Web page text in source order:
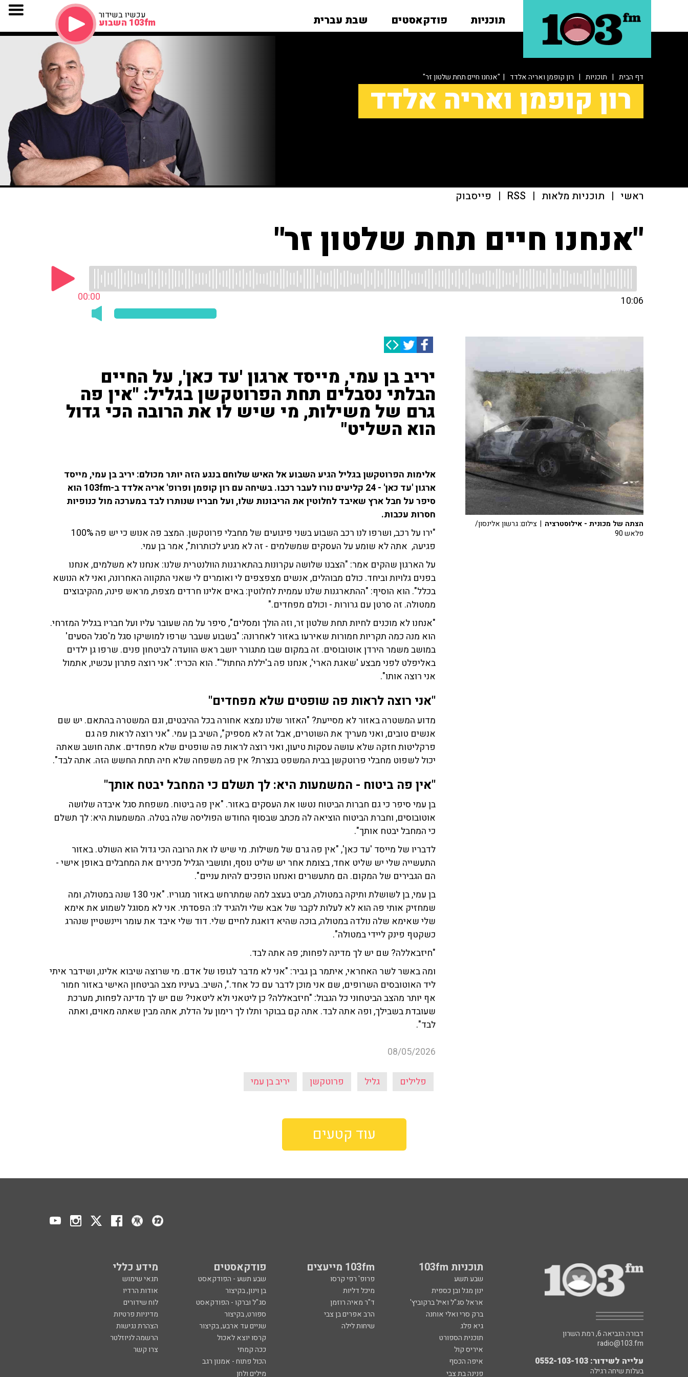
תוכניות פודקאסטים שבת עברית עכשיו בשידור
103fm השבוע
דף הבית | תוכניות | רון קופמן ואריה אלדד | "אנחנו חיים תחת שלטון זר"
רון קופמן ואריה אלדד
ראשי | תוכניות מלאות |
RSS
| פייסבוק
"אנחנו חיים תחת שלטון זר"
00:00 10:06
יריב בן עמי, מייסד ארגון 'עד כאן', על החיים
הבלתי נסבלים תחת הפרוטקשן בגליל: "אין פה
גרם של משילות, מי שיש לו את הרובה הכי גדול
הוא השליט"
אלימות הפרוטקשן בגליל הגיע השבוע אל האיש שלוחם בנגע הזה יותר מכולם: יריב בן עמי, מייסד
ארגון 'עד כאן' - 24 קליעים נורו לעבר רכבו. בשיחה עם רון קופמן ופרופ' אריה אלדד ב-103fm הוא
סיפר על חבל ארץ שאיבד לחלוטין את הריבונות שלו, ועל חבריו שנותרו לבד במערכה מול כנופיות
חסרות עכבות.
"ירו על רכב, ושרפו לנו רכב השבוע בשני פיגועים של מחבלי פרוטקשן. המצב פה אנוש כי יש פה 100%
פגיעה, אתה לא שומע על העסקים שמשלמים - זה לא מגיע לכותרות", אמר בן עמי.
על הארגון שהקים אמר: "הצבנו שלושה עקרונות בהתארגנות הוולנטרית שלנו: אנחנו לא משלמים, אנחנו
בפנים גלויות וביחד. כולם מבוהלים, אנשים מצפצפים לי ואומרים לי שאני התקווה האחרונה, ואני לא הנושא
בכלל". הוא הוסיף: "ההתארגנות שלנו עממית לחלוטין: באים אלינו חרדים מצפת, מראש פינה, מהקיבוצים
ממטולה. זה סרטן עם גרורות - וכולם מפחדים."
"אנחנו לא מוכנים לחיות תחת שלטון זר, וזה הולך ומסלים", סיפר על מה שעובר עליו ועל חבריו בגליל המזרחי.
הוא מנה כמה תקריות חמורות שאירעו באזור לאחרונה: "בשבוע שעבר שרפו למושיקו סגל מ'סגל הסעים'
במושב משמר הירדן אוטובוסים. זה במקום שבו מתגורר יושב ראש הוועדה לביטחון פנים. שרפו גן ילדים
באליפלט לפני מבצע 'שאגת הארי', אנחנו פה ב'יללת החתול'". הוא הכריז: "אני רוצה פתרון עכשיו, אתמול
אני רוצה אותו".
"אני רוצה לראות פה שופטים שלא מפחדים"
מדוע המשטרה באזור לא מסייעת? "האזור שלנו נמצא אחורה בכל ההיבטים, וגם המשטרה בהתאם. יש שם
אנשים טובים, ואני מעריך את השוטרים, אבל זה לא מספיק", השיב בן עמי. "אני רוצה לראות פה גם
פרקליטות חזקה שלא עושה עסקות טיעון, ואני רוצה לראות פה שופטים שלא מפחדים. אתה חושב שאתה
יכול לשפוט מחבלי פרוטקשן בבית המשפט בנצרת? אין פה משפחה שלא חיה תחת החשש הזה. אתה לבד".
"אין פה ביטוח - המשמעות היא: לך תשלם כי המחבל יבטח אותך"
בן עמי סיפר כי גם חברות הביטוח נטשו את העסקים באזור. "אין פה ביטוח. משפחת סגל איבדה שלושה
אוטובוסים, וחברת הביטוח הוציאה לה מכתב שבסוף החודש הפוליסה שלה בטלה. המשמעות היא: לך תשלם
כי המחבל יבטח אותך".
לדבריו של מייסד 'עד כאן', "אין פה גרם של משילות. מי שיש לו את הרובה הכי גדול הוא השולט. באזור
התעשייה שלי יש שליט אחד, בצומת אחר יש שליט נוסף, ותושבי הגליל מכירים את המחבלים באופן אישי -
הם הגבירים של המקום. הם מתעשרים ואנחנו הופכים להיות עניים".
בן עמי, בן לשושלת ותיקה במטולה, מביט בעצב למה שמתרחש באזור מגוריו. "אני 130 שנה במטולה, ומה
שמחזיק אותי פה הוא לא לעלות לקבר של אבא שלי ולהגיד לו: הפסדתי. אני לא מסוגל לשמוע את אימא
שלי שאימא שלה נולדה במטולה, בוכה שהיא דואגת לחיים שלי. דוד שלי איבד את עומר ויינשטיין שנהרג
כשקטף פינק ליידי במטולה".
"חיזבאללה? שם יש לך מדינה לפחות; פה אתה לבד.
ומה באשר לשר האחראי, איתמר בן גביר: "אני לא מדבר לגופו של אדם. מי שרוצה שיבוא אלינו, ושידבר איתי
ליד האוטובסים השרופים, שם אני מוכן לדבר עם כל אחד.", השיב. בעיניו מצב הביטחון האישי באזור חמור
אף יותר מהצב הביטחוני כל הגבול: "חיזבאללה? כן ליטאני ולא ליטאני? שם יש לך מדינה לפחות, מערכת
שעובדת בשבילך, ופה אתה לבד. אתה קם בבוקר ותלו לך רימון על הדלת, אתה מבין שאתה מאוים, ואתה
לבד".
08/05/2026
פלילים גליל פרוטקשן יריב בן עמי
הצתה של מכונית - אילוסטרציה | צילום: גרשון אלינסון/
פלאש 90
עוד קטעים
תוכניות 103fm 103fm מייעצים פודקאסטים מידע כללי
שבע תשע פרופ' רפי קרסו שבע תשע - הפודקאסט
תנאי שימוש
ינון מגל ובן כספית
מיכל דליות בן וינון, בקיצור
אודות הרדיו
אראל סג"ל ואיל ברקוביץ'
ד"ר מאיה רוזמן סג"ל וברקו - הפודקאסט
לוח שידורים
ברק סרי ואלי אוחנה
הרב אפרים בן צבי ספורט, בקיצור
מדיניות פרטיות
גיא פלג
שיחות לילה שניים עד ארבע, בקיצור
הצהרת נגישות
תוכנית הספורט
קרסו יוצא לאכול
הרשמה לניוזלטר
איריס קול
ככה קמתי
צרו קשר
איפה הכסף
הכול פתוח - אמנון רגב
פנינה בת צבי
מילים ולחן
דבורה הנביאה 6, רמת השרון
radio@103.fm
עלייה לשידור: 0552-103-103
בעלות שיחה רגילה